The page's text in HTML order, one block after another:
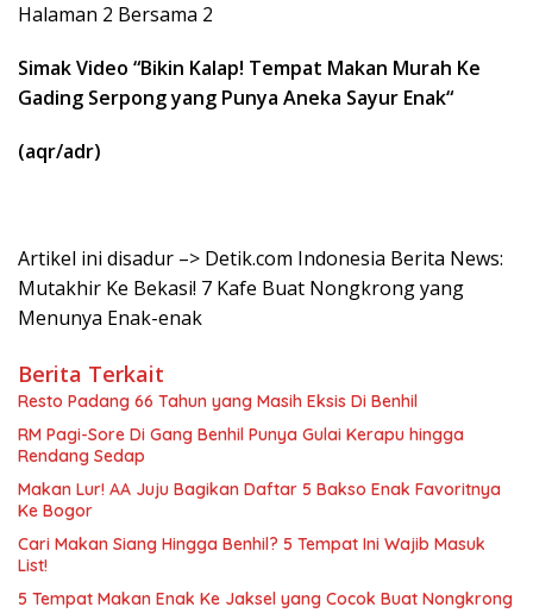
Halaman 2 Bersama 2
Simak Video “Bikin Kalap! Tempat Makan Murah Ke
Gading Serpong yang Punya Aneka Sayur Enak“
(aqr/adr)
Artikel ini disadur –> Detik.com Indonesia Berita News:
Mutakhir Ke Bekasi! 7 Kafe Buat Nongkrong yang
Menunya Enak-enak
Berita Terkait
Resto Padang 66 Tahun yang Masih Eksis Di Benhil
RM Pagi-Sore Di Gang Benhil Punya Gulai Kerapu hingga
Rendang Sedap
Makan Lur! AA Juju Bagikan Daftar 5 Bakso Enak Favoritnya
Ke Bogor
Cari Makan Siang Hingga Benhil? 5 Tempat Ini Wajib Masuk
List!
5 Tempat Makan Enak Ke Jaksel yang Cocok Buat Nongkrong